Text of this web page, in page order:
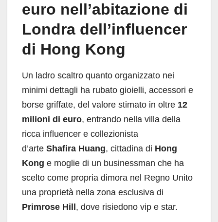
euro nell’abitazione di
Londra dell’influencer
di Hong Kong
Un ladro scaltro quanto organizzato nei
minimi dettagli ha rubato gioielli, accessori e
borse griffate, del valore stimato in oltre 12
milioni di euro, entrando nella villa della
ricca influencer e collezionista
d’arte Shafira Huang, cittadina di Hong
Kong e moglie di un businessman che ha
scelto come propria dimora nel Regno Unito
una proprietà nella zona esclusiva di
Primrose Hill , dove risiedono vip e star.